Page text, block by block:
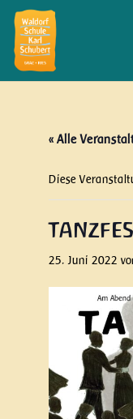
« Alle
Diese
25. Juni 2022